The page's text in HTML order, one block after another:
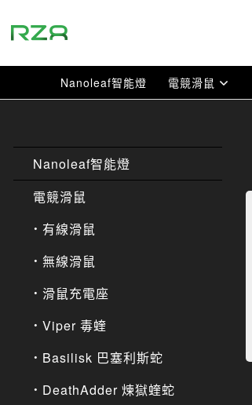
到
要
Nanoleaf智能燈 電競滑鼠
Nanoleaf智能燈
電競滑鼠
有線滑鼠
無線滑鼠
滑鼠充電座
Viper 毒蝰
Basilisk 巴塞利斯蛇
DeathAdder 煉獄蝰蛇